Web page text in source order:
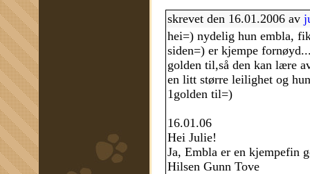
skrevet den 16.01.2006 av
hei=) nydelig hun embla,
siden=) er kjempe
golden til,så den kan lære
en litt større leilighet og
1golden til=)
16.01.06
Hei Julie!
Ja, Embla er en kjempefin
Hilsen Gunn Tove